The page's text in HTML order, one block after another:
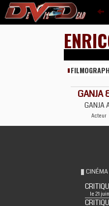
GANJA
GANJA
Acteur
CINÉMA
le 21